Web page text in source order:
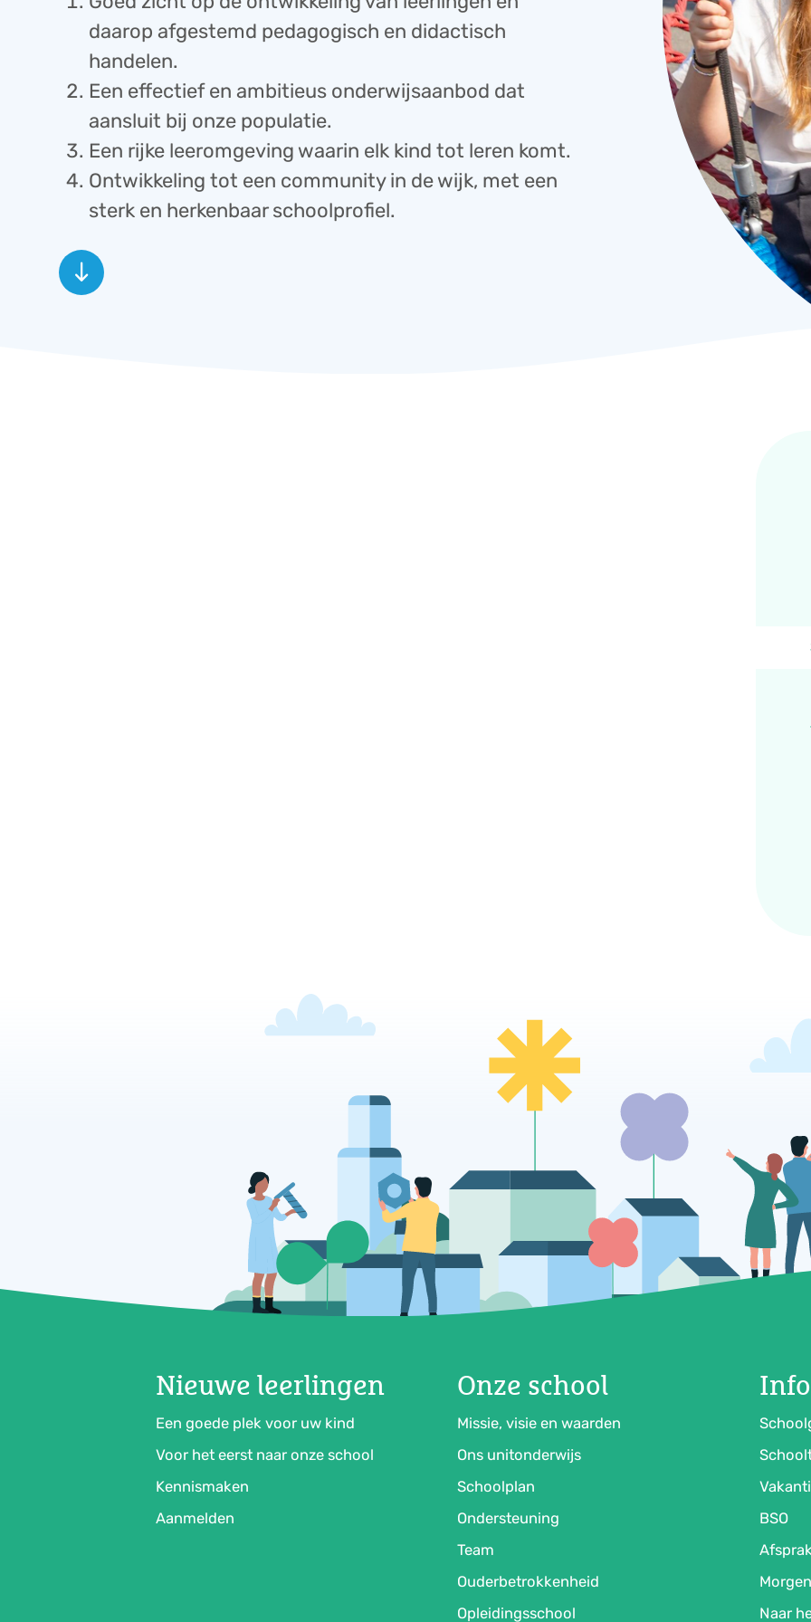
daarop afgestemd pedagogisch en didactisch
handelen.
Een effectief en ambitieus onderwijsaanbod dat
aansluit bij onze populatie.
Een rijke leeromgeving waarin elk kind tot leren komt.
Ontwikkeling tot een community in de wijk, met een
sterk en herkenbaar schoolprofiel.
south
Nieuwe leerlingen
Een goede plek voor uw kind
Voor het eerst naar onze school
Kennismaken
Aanmelden
Onze school
Missie, visie en waarden
Ons unitonderwijs
Schoolplan
Ondersteuning
Team
Ouderbetrokkenheid
Opleidingsschool
BSO
Naar